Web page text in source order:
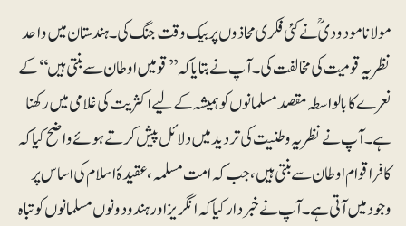
مولانا مودودیؒ نے کئی فکری محاذوں پر بیک وقت جنگ کی۔ ہندستان میں واحد
نظریہ قومیت کی مخالفت کی۔ آپ نے بتایا کہ ’’قومیں اوطان سے بنتی ہیں‘‘ کے
نعرے کا بالواسطہ مقصد مسلمانوں کو ہمیشہ کے لیے اکثریت کی غلامی میں رکھنا
ہے۔ آپ نے نظریہ وطنیت کی تردید میں دلائل پیش کرتے ہوئے واضح کیا کہ
کافر اقوام اوطان سے بنتی ہیں، جب کہ امت مسلمہ، عقیدۂ اسلام کی اساس پر
وجود میں آتی ہے۔ آپ نے خبردار کیا کہ انگریز اور ہندو دونوں مسلمانوں کو تباہ